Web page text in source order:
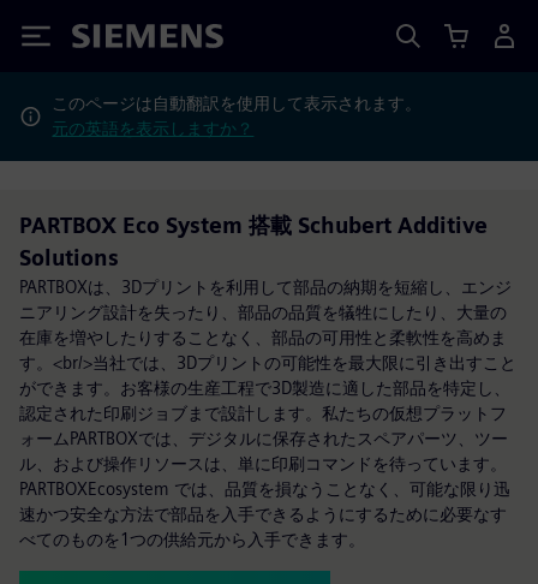
Siemens
このページは自動翻訳を使用して表示されます。
元の英語を表示しますか？
PARTBOX Eco System 搭載 Schubert Additive
Solutions
PARTBOXは、3Dプリントを利用して部品の納期を短縮し、エンジ
ニアリング設計を失ったり、部品の品質を犠牲にしたり、大量の
在庫を増やしたりすることなく、部品の可用性と柔軟性を高めま
す。<br/>当社では、3Dプリントの可能性を最大限に引き出すこと
ができます。お客様の生産工程で3D製造に適した部品を特定し、
認定された印刷ジョブまで設計します。私たちの仮想プラットフ
ォームPARTBOXでは、デジタルに保存されたスペアパーツ、ツー
ル、および操作リソースは、単に印刷コマンドを待っています。
PARTBOXEcosystem では、品質を損なうことなく、可能な限り迅
速かつ安全な方法で部品を入手できるようにするために必要なす
べてのものを1つの供給元から入手できます。